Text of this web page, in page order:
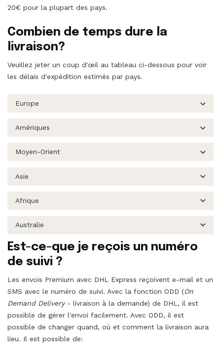
20€ pour la plupart des pays.
Combien de temps dure la
livraison?
Veuillez jeter un coup d'œil au tableau ci-dessous pour voir
les délais d'expédition estimés par pays.
Europe
Amériques
Moyen-Orient
Asie
Afrique
Australie
Est-ce-que je reçois un numéro
de suivi ?
Les envois Premium avec DHL Express reçoivent e-mail et un
SMS avec le numéro de suivi. Avec la fonction ODD (On
Demand Delivery- livraison à la demande) de DHL, il est
possible de gérer l'envoi facilement. Avec ODD, il est
possible de changer quand, où et comment la livraison aura
lieu. Il est possible de: